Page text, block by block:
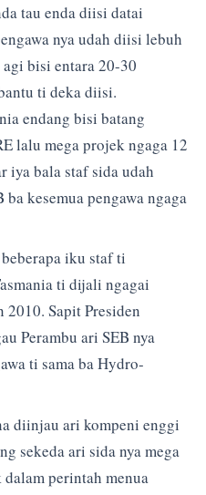
tau enda diisi datai
nya udah diisi lebuh
bisi entara 20-30
ti deka diisi.
endang bisi batang
lalu mega projek ngaga 12
iya bala staf sida udah
kesemua pengawa ngaga
iku staf ti
ti dijali ngagai
2010. Sapit Presiden
Perambu ari SEB nya
ti sama ba Hydro-
diinjau ari kompeni enggi
sekeda ari sida nya mega
perintah menua